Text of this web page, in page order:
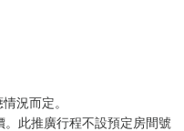
況而定。
此推廣行程不設預定房間號